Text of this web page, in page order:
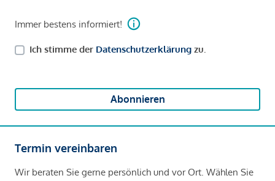
Immer bestens informiert!
Ich stimme der Datenschutzerklärung zu.
Abonnieren
Termin vereinbaren
Wir beraten Sie gerne persönlich und vor Ort. Wählen Sie